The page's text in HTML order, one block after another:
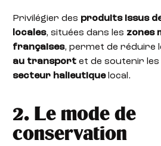
Privilégier des produits issus
locales, situées dans les zones
françaises, permet de réduire
au transport et de soutenir les
secteur halieutiquelocal.
2. Le mode de
conservation